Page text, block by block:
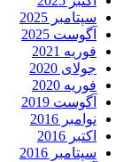
سپتامبر 2025
آگوست 2025
فوریه 2021
جولای 2020
فوریه 2020
آگوست 2019
نوامبر 2016
اکتبر 2016
سپتامبر 2016